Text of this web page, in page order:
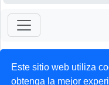
Este sitio web utiliza
obtenga la mejor